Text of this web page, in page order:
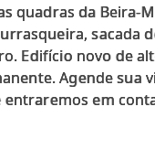
quadras da Beira-
sacada
Edifício novo de
Agende sua